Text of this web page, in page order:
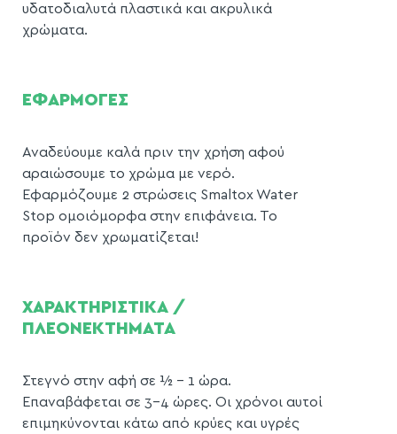
υδατοδιαλυτά πλαστικά και ακρυλικά
χρώματα.
ΕΦΑΡΜΟΓΕΣ
Αναδεύουμε καλά πριν την χρήση αφού
αραιώσουμε το χρώμα με νερό.
Εφαρμόζουμε 2 στρώσεις Smaltox Water
Stop ομοιόμορφα στην επιφάνεια. Το
προϊόν δεν χρωματίζεται!
ΧΑΡΑΚΤΗΡΙΣΤΙΚΑ /
ΠΛΕΟΝΕΚΤΗΜΑΤΑ
Στεγνό στην αφή σε ½ – 1 ώρα.
Επαναβάφεται σε 3-4 ώρες. Οι χρόνοι αυτοί
επιμηκύνονται κάτω από κρύες και υγρές